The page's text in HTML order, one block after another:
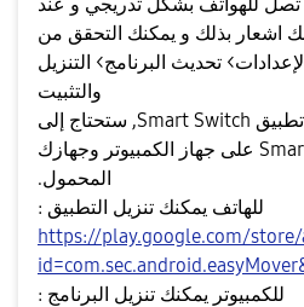
اشعار بذلك و يمكنك التحقق من
تحديث البرنامج> التنزيل
والتثبيت
و يمكنك التحديث عبر تطبيق Smart Switch, ستحتاج إلى
تثبيت نسخة من Smart Switch على جهاز الكمبيوتر وجهازك
المحمول.
للهاتف يمكنك تنزيل التطبيق :
https://play.google.com/store/
للكمبيوتر يمكنك تنزيل البرنامج :